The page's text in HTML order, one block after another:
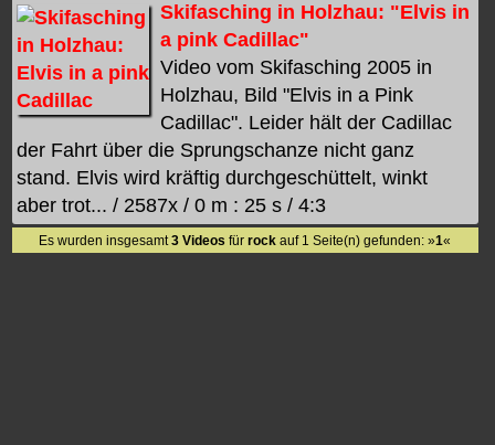
Skifasching in Holzhau: "Elvis in
a pink Cadillac"
Video vom Skifasching 2005 in
Holzhau, Bild "Elvis in a Pink
Cadillac". Leider hält der Cadillac
der Fahrt über die Sprungschanze nicht ganz
stand. Elvis wird kräftig durchgeschüttelt, winkt
aber trot... / 2587x / 0 m : 25 s / 4:3
Es wurden insgesamt3 Videos fürrock auf 1 Seite(n) gefunden: »1«